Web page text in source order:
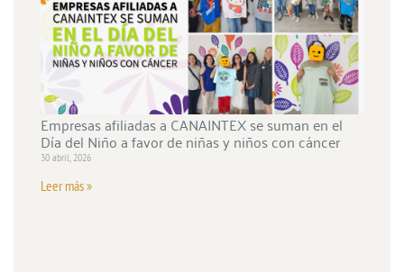
Empresas afiliadas a CANAINTEX se suman en el
Día del Niño a favor de niñas y niños con cáncer
30 abril, 2026
Leer más »